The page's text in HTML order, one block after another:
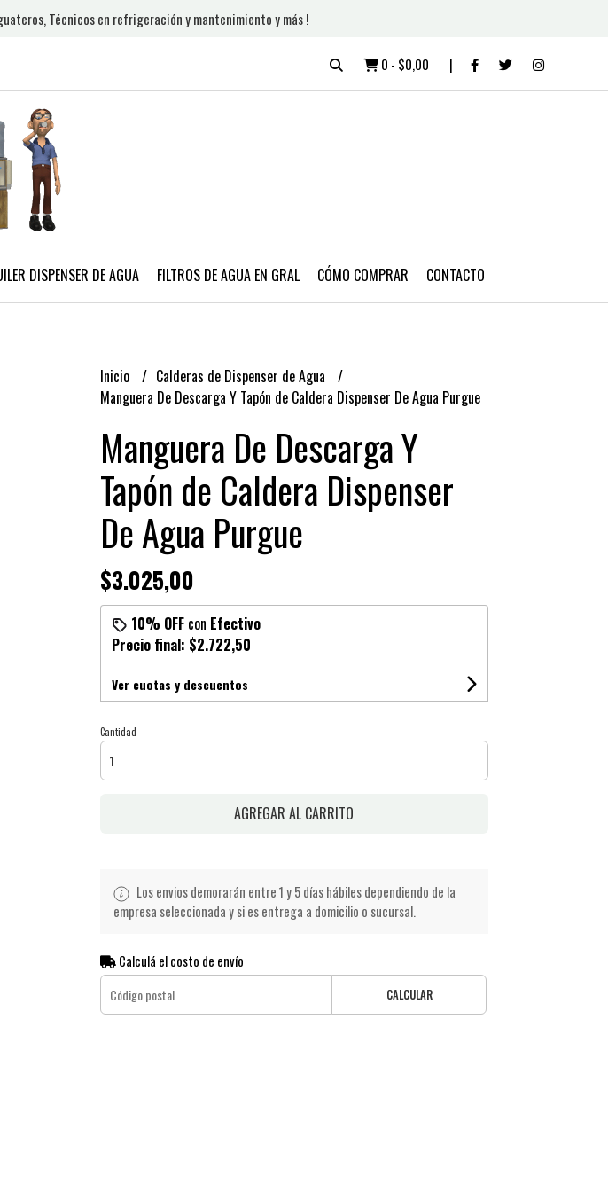
Técnicos en refrigeración y mantenimiento y más !
0 - $0,00
DISPENSER DE AGUA FILTROS DE AGUA EN GRAL CÓMO COMPRAR CONTACTO
Inicio
Calderas de Dispenser de Agua
Manguera De Descarga Y Tapón de Caldera Dispenser De Agua Purgue
Manguera De Descarga Y
Tapón de Caldera Dispenser
De Agua Purgue
$3.025,00
10% OFFcon Efectivo
Precio final: $2.722,50
Ver cuotas y descuentos
Cantidad
AGREGAR AL CARRITO
Los envios demorarán entre 1 y 5 días hábiles dependiendo de la
empresa seleccionada y si es entrega a domicilio o sucursal.
Calculá el costo de envío
CALCULAR